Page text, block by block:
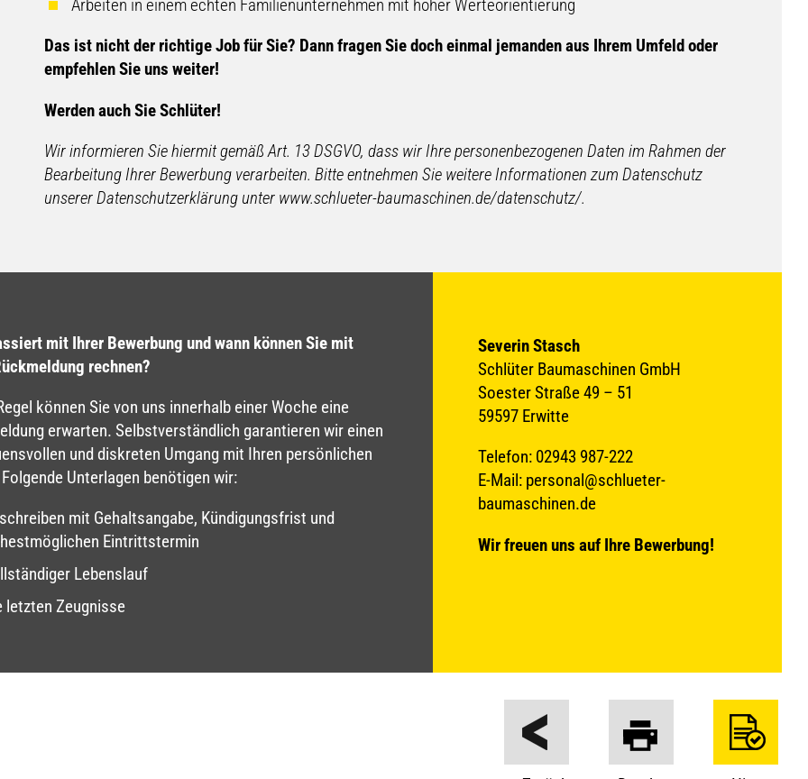
Arbeiten in einem echten Familienunternehmen mit hoher Werteorientierung
​​Das ist nicht der richtige Job für Sie? Dann fragen Sie doch einmal jemanden aus Ihrem Umfeld oder
empfehlen Sie uns weiter!
Werden auch Sie Schlüter!
Wir informieren Sie hiermit gemäß Art. 13 DSGVO, dass wir Ihre personenbezogenen Daten im Rahmen der
Bearbeitung Ihrer Bewerbung verarbeiten. Bitte entnehmen Sie weitere Informationen zum Datenschutz
unserer Datenschutzerklärung unter www.schlueter-baumaschinen.de/datenschutz/.
mit Ihrer Bewerbung und wann können Sie mit
rechnen?
können Sie von uns innerhalb einer Woche eine
erwarten. Selbstverständlich garantieren wir einen
und diskreten Umgang mit Ihren persönlichen
Unterlagen benötigen wir:
mit Gehaltsangabe, Kündigungsfrist und
Eintrittstermin
Lebenslauf
letzten Zeugnisse
Severin Stasch
Schlüter Baumaschinen GmbH
Soester Straße 49 – 51
59597 Erwitte
Telefon: 02943 987-222
E-Mail: personal@schlueter-
baumaschinen.de
Wir freuen uns auf Ihre Bewerbung!